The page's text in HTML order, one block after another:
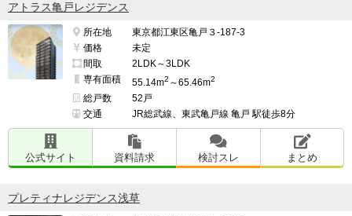
アトラス亀戸レジデンス
所在地
東京都江東区亀戸３-187-3
価格
未定
間取
2LDK～3LDK
専有面積
55.14m2 ～65.46m2
総戸数
52戸
交通
JR総武線、東武亀戸線 亀戸 駅徒歩8分
公式サイト 資料請求 検討スレ まとめ
プレティナレジデンス浅草